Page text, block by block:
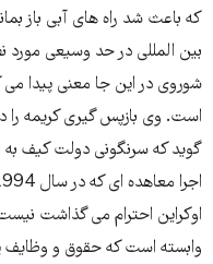
که باعث شد راه های آبی باز
بین المللی در حد وسیعی مورد
شوروی در این جا معنی پیدا
است. وی بازپس گیری کریمه را
گوید که سرنگونی دولت کیف
اوکراین احترام می گذاشت
وابسته است که حقوق و وظایف